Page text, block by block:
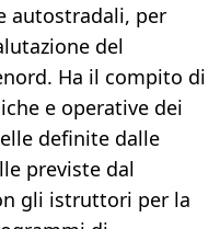
autostradali, per
del
Ha il compito di
e operative dei
definite dalle
previste dal
gli istruttori per la